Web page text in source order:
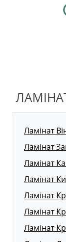
Ламінат
Ламінат
Ламінат
Ламінат
Ламінат
Ламінат
Ламінат